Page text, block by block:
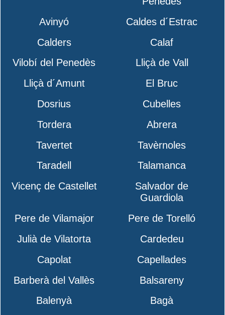
Avinyó
Caldes d´Estrac
Calders
Calaf
Vilobí del Penedès
Lliçà de Vall
Lliçà d´Amunt
El Bruc
Dosrius
Cubelles
Tordera
Abrera
Tavertet
Tavèrnoles
Taradell
Talamanca
Vicenç de Castellet
Salvador de
Guardiola
Pere de Vilamajor
Pere de Torelló
Julià de Vilatorta
Cardedeu
Capolat
Capellades
Barberà del Vallès
Balsareny
Balenyà
Bagà